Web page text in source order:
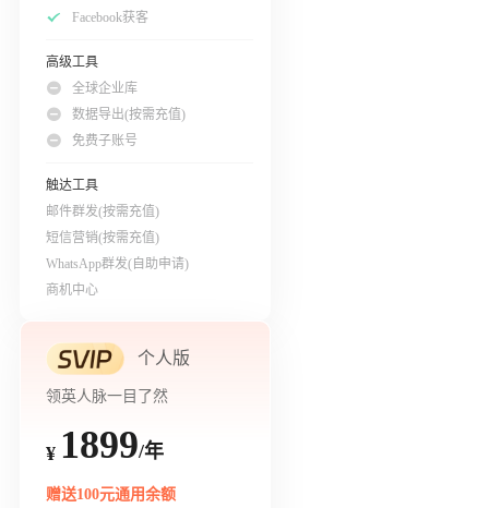
Facebook获客
高级工具
全球企业库
数据导出(按需充值)
免费子账号
触达工具
邮件群发(按需充值)
短信营销(按需充值)
WhatsApp群发(自助申请)
商机中心
个人版
领英人脉一目了然
¥ 1899/年
赠送100元通用余额